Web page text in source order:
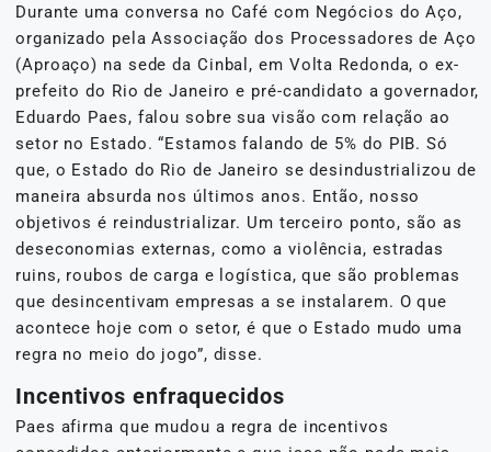
Durante uma conversa no Café com Negócios do Aço,
organizado pela Associação dos Processadores de Aço
(Aproaço) na sede da Cinbal, em Volta Redonda, o ex-
prefeito do Rio de Janeiro e pré-candidato a governador,
Eduardo Paes, falou sobre sua visão com relação ao
setor no Estado. “Estamos falando de 5% do PIB. Só
que, o Estado do Rio de Janeiro se desindustrializou de
maneira absurda nos últimos anos. Então, nosso
objetivos é reindustrializar. Um terceiro ponto, são as
deseconomias externas, como a violência, estradas
ruins, roubos de carga e logística, que são problemas
que desincentivam empresas a se instalarem. O que
acontece hoje com o setor, é que o Estado mudo uma
regra no meio do jogo”, disse.
Incentivos enfraquecidos
Paes afirma que mudou a regra de incentivos